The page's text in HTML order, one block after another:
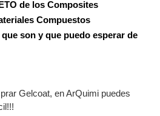
de los Composites
Compuestos
son y que puedo esperar de
Gelcoat, en ArQuimi puedes